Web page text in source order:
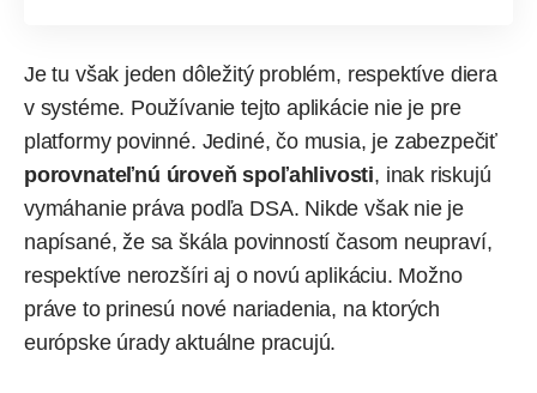
Je tu však jeden dôležitý problém, respektíve diera
v systéme. Používanie tejto aplikácie nie je pre
platformy povinné. Jediné, čo musia, je zabezpečiť
porovnateľnú úroveň spoľahlivosti, inak riskujú
vymáhanie práva podľa DSA. Nikde však nie je
napísané, že sa škála povinností časom neupraví,
respektíve nerozšíri aj o novú aplikáciu. Možno
práve to prinesú nové nariadenia, na ktorých
európske úrady aktuálne pracujú.